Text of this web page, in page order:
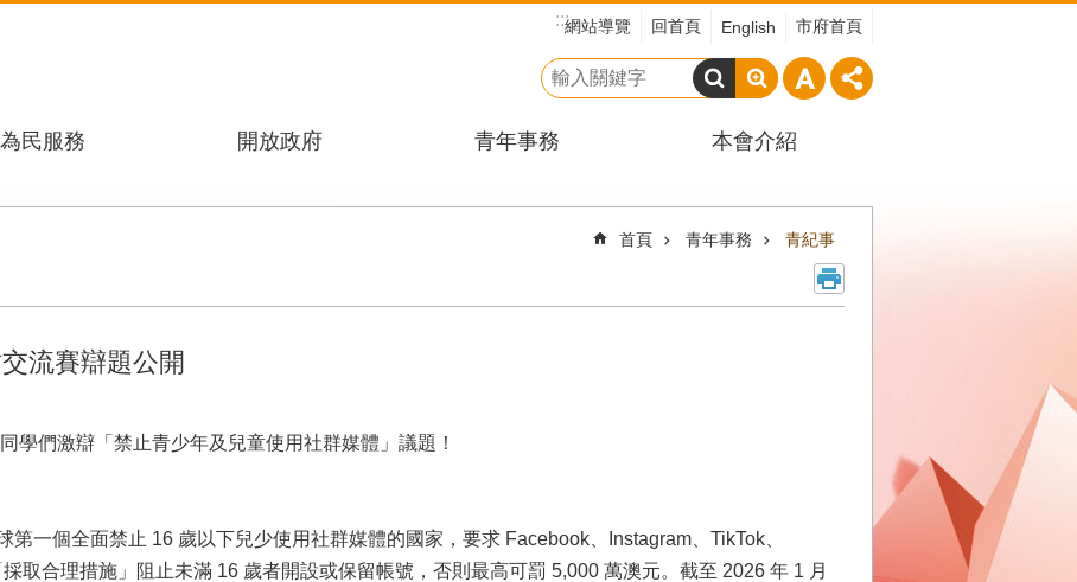
:::網站導覽 回首頁 English 市府首頁
搜
尋
為民服務 開放政府 青年事務 本會介紹
首頁 青年事務 青紀事
流賽辯題公開
學們激辯「禁止青少年及兒童使用社群媒體」議題！
第一個全面禁止 16 歲以下兒少使用社群媒體的國家，要求 Facebook、Instagram、TikTok、
取合理措施」阻止未滿 16 歲者開設或保留帳號，否則最高可罰 5,000 萬澳元。截至 2026 年 1 月